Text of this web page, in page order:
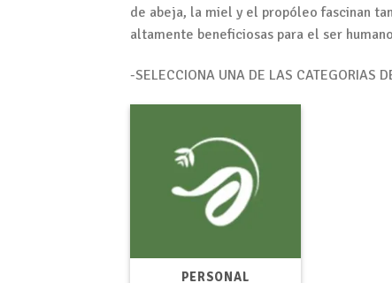
de abeja, la miel y el propóleo fascinan
altamente beneficiosas para el ser
-SELECCIONA UNA DE LAS CATEGORIAS
PERSONAL